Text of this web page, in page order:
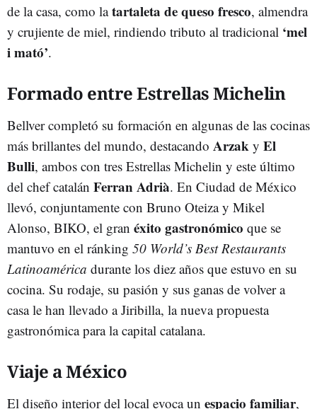
de la casa, como latartaleta de queso fresco, almendra
y crujiente de miel, rindiendo tributo al tradicional ‘mel
i mató’.
Formado entre Estrellas Michelin
Bellver completó su formación en algunas de las cocinas
más brillantes del mundo, destacando Arzak y El
Bulli, ambos con tres Estrellas Michelin y este último
del chef catalán Ferran Adrià. En Ciudad de México
llevó, conjuntamente con Bruno Oteiza y Mikel
Alonso, BIKO, el gran éxito gastronómico que se
mantuvo en el ránking 50 World’s Best Restaurants
Latinoamérica durante los diez años que estuvo en su
cocina. Su rodaje, su pasión y sus ganas de volver a
casa le han llevado a Jiribilla, la nueva propuesta
gastronómica para la capital catalana.
Viaje a México
El diseño interior del local evoca un espacio familiar,